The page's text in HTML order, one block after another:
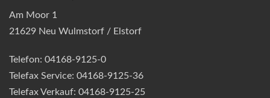
Am Moor 1
21629 Neu Wulmstorf / Elstorf
Telefon: 04168-9125-0
Telefax Service: 04168-9125-36
Telefax Verkauf: 04168-9125-25